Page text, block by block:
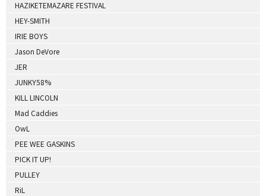
HAZIKETEMAZARE FESTIVAL
HEY-SMITH
IRIE BOYS
Jason DeVore
JER
JUNKY58%
KILL LINCOLN
Mad Caddies
OwL
PEE WEE GASKINS
PICK IT UP!
PULLEY
RiL